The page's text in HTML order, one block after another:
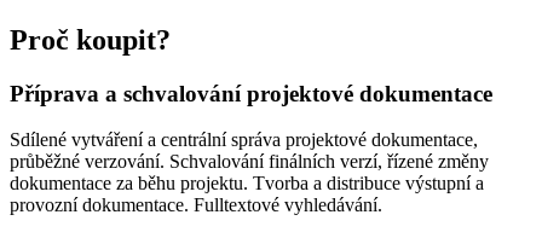
Proč koupit?
Příprava a schvalování projektové dokumentace
Sdílené vytváření a centrální správa projektové dokumentace,
průběžné verzování. Schvalování finálních verzí, řízené změny
dokumentace za běhu projektu. Tvorba a distribuce výstupní a
provozní dokumentace. Fulltextové vyhledávání.